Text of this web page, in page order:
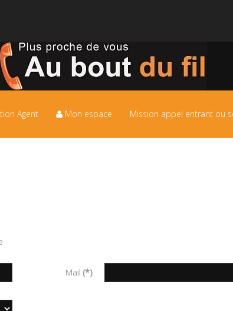
Agent Mon espace Mission appel entrant ou
Mail (*)